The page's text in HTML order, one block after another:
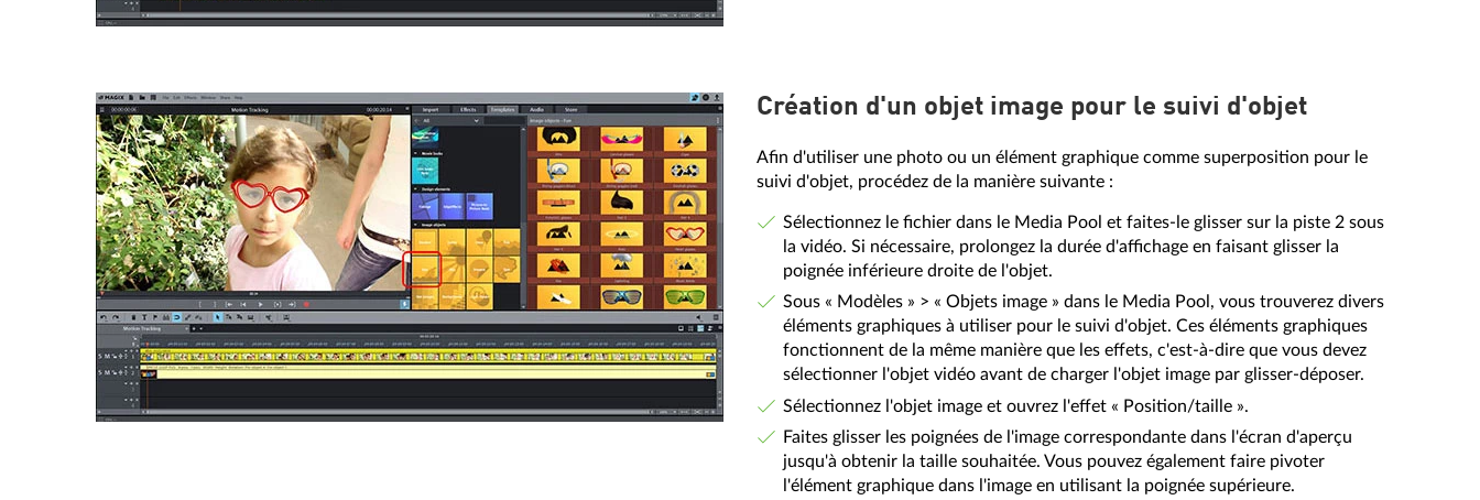
Création d'un objet image pour le suivi d'objet
Afin d'utiliser une photo ou un élément graphique comme superposition pour le
suivi d'objet, procédez de la manière suivante :
Sélectionnez le fichier dans le Media Pool et faites-le glisser sur la piste 2 sous
la vidéo. Si nécessaire, prolongez la durée d'affichage en faisant glisser la
poignée inférieure droite de l'objet.
Sous « Modèles » > « Objets image » dans le Media Pool, vous trouverez divers
éléments graphiques à utiliser pour le suivi d'objet. Ces éléments graphiques
fonctionnent de la même manière que les effets, c'est-à-dire que vous devez
sélectionner l'objet vidéo avant de charger l'objet image par glisser-déposer.
Sélectionnez l'objet image et ouvrez l'effet « Position/taille ».
Faites glisser les poignées de l'image correspondante dans l'écran d'aperçu
jusqu'à obtenir la taille souhaitée. Vous pouvez également faire pivoter
l'élément graphique dans l'image en utilisant la poignée supérieure.